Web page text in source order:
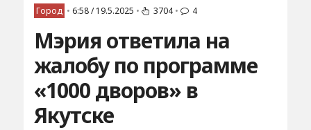
Город • 6:58 / 19.5.2025 • 3704 • 4
Мэрия ответила на
жалобу по программе
«1000 дворов» в
Якутске